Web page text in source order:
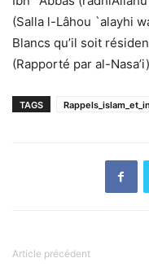
(Salla l-Lâhou `alayhi
Blancs qu’il soit
(Rapporté par al-Nasa’i)
TAGS
Article précédent